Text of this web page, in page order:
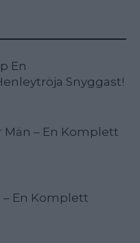
En
Snyggast!
Män – En Komplett
– En Komplett